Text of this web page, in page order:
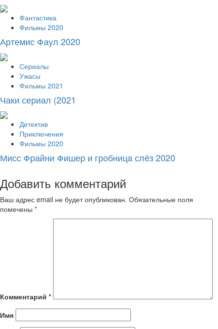
Фантастика
Фильмы 2020
Артемис Фаул 2020
Сериалы
Ужасы
Фильмы 2021
Чаки сериал (2021
Детектив
Приключения
Фильмы 2020
Мисс Фрайни Фишер и гробница слёз 2020
Добавить комментарий
Ваш адрес email не будет опубликован. Обязательные поля
помечены *
Комментарий *
Имя